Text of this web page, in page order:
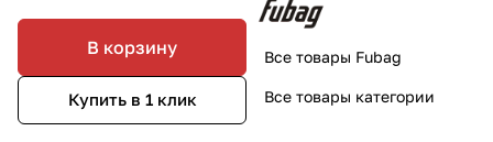
В корзину
Купить в 1 клик
Все товары Fubag
Все товары категории